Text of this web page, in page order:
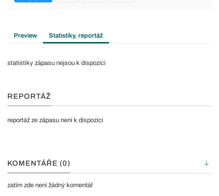
Preview Statistiky, reportáž
statistiky zápasu nejsou k dispozici
REPORTÁŽ
reportáž ze zápasu není k dispozici
KOMENTÁŘE (0)
zatím zde není žádný komentář